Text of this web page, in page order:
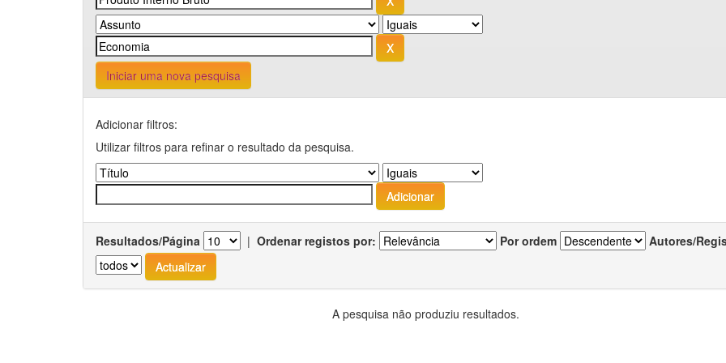
Iniciar uma nova pesquisa
Adicionar filtros:
Utilizar filtros para refinar o resultado da pesquisa.
Resultados/Página | Ordenar registos por: Por ordem Autores/
A pesquisa não produziu resultados.